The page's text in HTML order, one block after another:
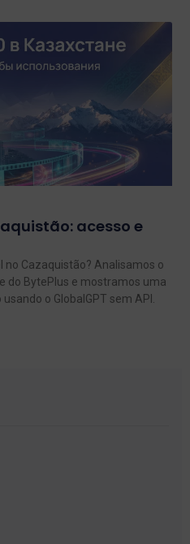
acesso e
no Cazaquistão? Analisamos o
do BytePlus e mostramos uma
o GlobalGPT sem API.